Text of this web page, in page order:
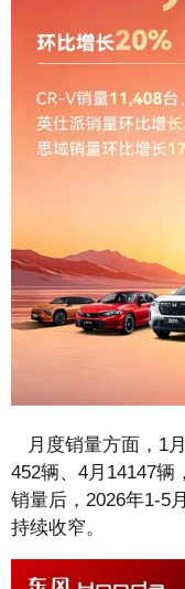
月度销量方面，1
452辆、4月14147辆
销量后，2026年1-5
持续收窄。